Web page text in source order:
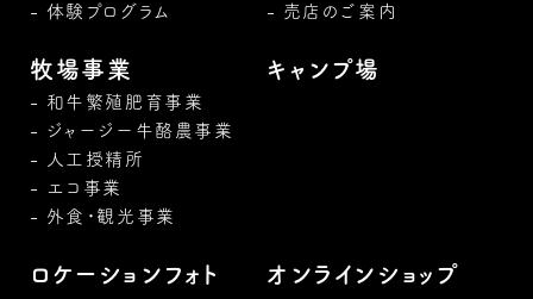
体験プログラム
売店のご案内
牧場事業
和牛繁殖肥育事業
ジャージー牛酪農事業
人工授精所
エコ事業
外食・観光事業
キャンプ場
ロケーションフォト オンラインショップ